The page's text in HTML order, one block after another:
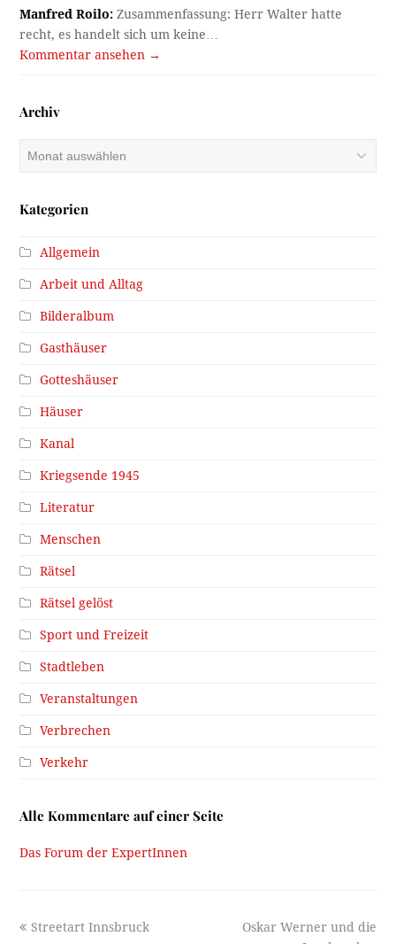
Manfred Roilo: Zusammenfassung: Herr Walter hatte
recht, es handelt sich um keine…
Kommentar ansehen →
Archiv
Kategorien
Allgemein
Arbeit und Alltag
Bilderalbum
Gasthäuser
Gotteshäuser
Häuser
Kanal
Kriegsende 1945
Literatur
Menschen
Rätsel
Rätsel gelöst
Sport und Freizeit
Stadtleben
Veranstaltungen
Verbrechen
Verkehr
Alle Kommentare auf einer Seite
Das Forum der ExpertInnen
previous
Streetart Innsbruck
next
Oskar Werner und die